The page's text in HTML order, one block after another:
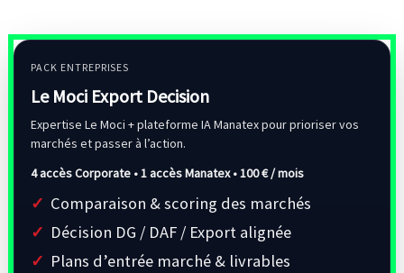
PACK ENTREPRISES
Le Moci Export Decision
Expertise Le Moci + plateforme IA Manatex pour prioriser vos
marchés et passer à l’action.
4 accès Corporate • 1 accès Manatex •100 € / mois
Comparaison & scoring des marchés
Décision DG / DAF / Export alignée
Plans d’entrée marché & livrables